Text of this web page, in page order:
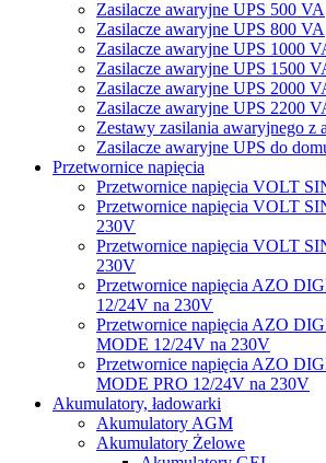
Zasilacze awaryjne UPS 500 VA
Zasilacze awaryjne UPS 800 VA
Zasilacze awaryjne UPS 1000
Zasilacze awaryjne UPS 1500
Zasilacze awaryjne UPS 2000
Zasilacze awaryjne UPS 2200
Zestawy zasilania awaryjnego z
Zasilacze awaryjne UPS do
Przetwornice napięcia
Przetwornice napięcia VOLT
Przetwornice napięcia VOLT
230V
Przetwornice napięcia VOLT
230V
Przetwornice napięcia AZO
12/24V na 230V
Przetwornice napięcia AZO
MODE 12/24V na 230V
Przetwornice napięcia AZO
MODE PRO 12/24V na 230V
Akumulatory, ładowarki
Akumulatory AGM
Akumulatory Żelowe